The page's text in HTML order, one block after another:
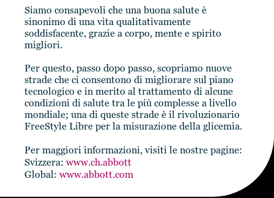
Siamo consapevoli che una buona salute è
sinonimo di una vita qualitativamente
soddisfacente, grazie a corpo, mente e spirito
migliori.
Per questo, passo dopo passo, scopriamo nuove
strade che ci consentono di migliorare sul piano
tecnologico e in merito al trattamento di alcune
condizioni di salute tra le più complesse a livello
mondiale; una di queste strade è il rivoluzionario
FreeStyle Libre per la misurazione della glicemia.
Per maggiori informazioni, visiti le nostre pagine:
Svizzera: www.ch.abbott
Global: www.abbott.com